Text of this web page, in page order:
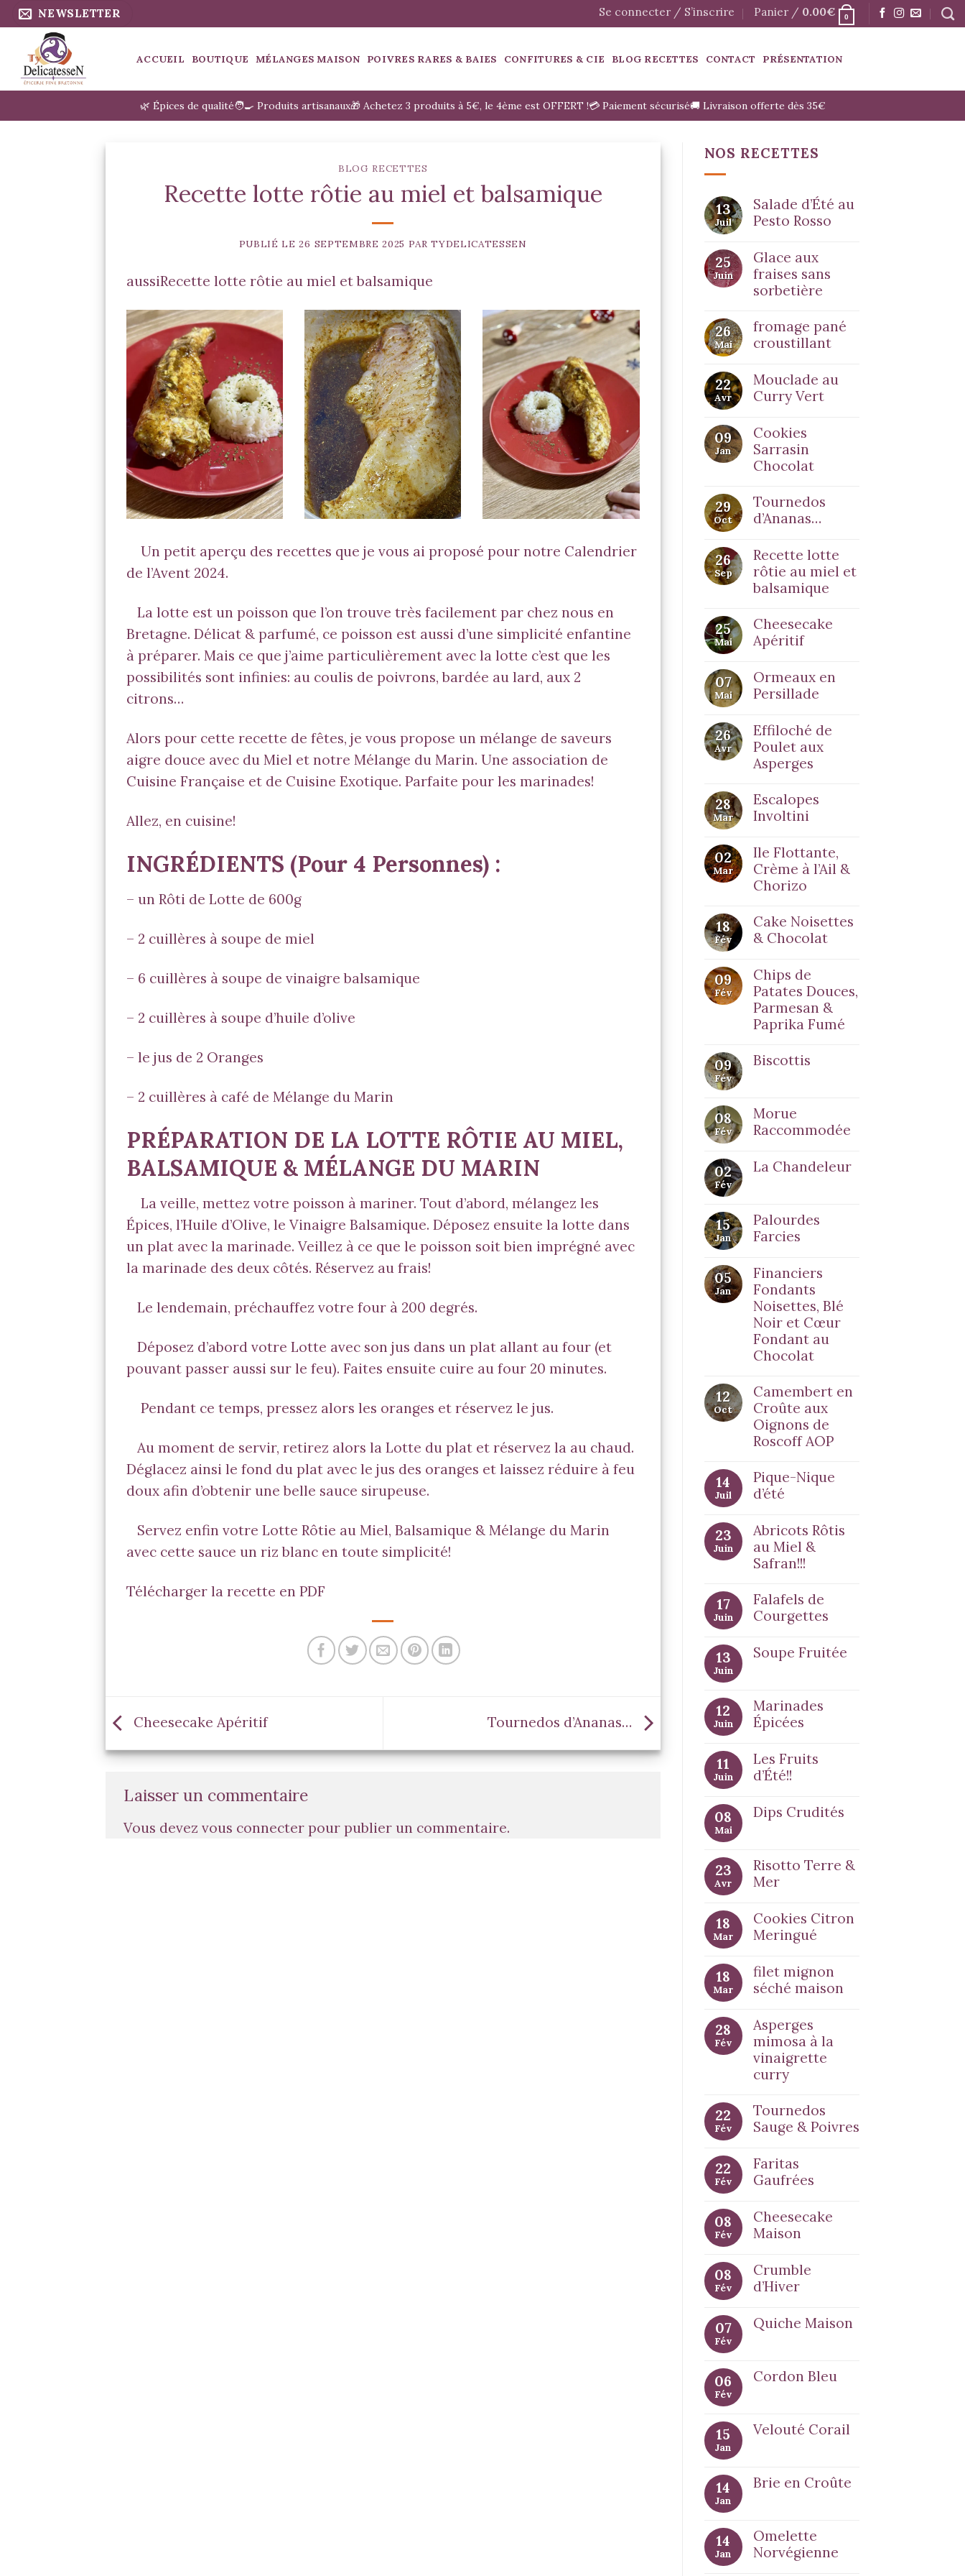
Passer
au
contenu
NEWSLETTER Se connecter / S’inscrire Panier / 0.00€ 0
ACCUEIL BOUTIQUE MÉLANGES MAISON POIVRES RARES & BAIES CONFITURES & CIE BLOG RECETTES CONTACT PRÉSENTATION
🌿 Épices de qualité🧑‍🍳 Produits artisanaux🎁 Achetez 3 produits à 5€, le 4ème est OFFERT !💳 Paiement sécurisé🚚 Livraison offerte dès 35€
BLOG RECETTES
Recette lotte rôtie au miel et balsamique
PUBLIÉ LE26 SEPTEMBRE 2025 PARTYDELICATESSEN
aussiRecette lotte rôtie au miel et balsamique
Un petit aperçu des recettes que je vous ai proposé pour notre Calendrier
de l’Avent 2024.
La lotte est un poisson que l’on trouve très facilement par chez nous en
Bretagne. Délicat & parfumé, ce poisson est aussi d’une simplicité enfantine
à préparer. Mais ce que j’aime particulièrement avec la lotte c’est que les
possibilités sont infinies: au coulis de poivrons, bardée au lard, aux 2
citrons…
Alors pour cette recette de fêtes, je vous propose un mélange de saveurs
aigre douce avec du Miel et notre Mélange du Marin. Une association de
Cuisine Française et de Cuisine Exotique. Parfaite pour les marinades!
Allez, en cuisine!
INGRÉDIENTS (Pour 4 Personnes) :
– un Rôti de Lotte de 600g
– 2 cuillères à soupe de miel
– 6 cuillères à soupe de vinaigre balsamique
– 2 cuillères à soupe d’huile d’olive
– le jus de 2 Oranges
– 2 cuillères à café de Mélange du Marin
PRÉPARATION DE LA LOTTE RÔTIE AU MIEL,
BALSAMIQUE & MÉLANGE DU MARIN
La veille, mettez votre poisson à mariner. Tout d’abord, mélangez les
Épices, l’Huile d’Olive, le Vinaigre Balsamique. Déposez ensuite la lotte dans
un plat avec la marinade. Veillez à ce que le poisson soit bien imprégné avec
la marinade des deux côtés. Réservez au frais!
Le lendemain, préchauffez votre four à 200 degrés.
Déposez d’abord votre Lotte avec son jus dans un plat allant au four (et
pouvant passer aussi sur le feu). Faites ensuite cuire au four 20 minutes.
Pendant ce temps, pressez alors les oranges et réservez le jus.
Au moment de servir, retirez alors la Lotte du plat et réservez la au chaud.
Déglacez ainsi le fond du plat avec le jus des oranges et laissez réduire à feu
doux afin d’obtenir une belle sauce sirupeuse.
Servez enfin votre Lotte Rôtie au Miel, Balsamique & Mélange du Marin
avec cette sauce un riz blanc en toute simplicité!
Télécharger la recette en PDF
Cheesecake Apéritif Tournedos d’Ananas…
Laisser un commentaire
Vous devez vous connecter pour publier un commentaire.
NOS RECETTES
13
Juil
Salade d’Été au
Pesto Rosso
25
Juin
Glace aux
fraises sans
sorbetière
26
Mai
fromage pané
croustillant
22
Avr
Mouclade au
Curry Vert
09
Jan
Cookies
Sarrasin
Chocolat
29
Oct
Tournedos
d’Ananas…
26
Sep
Recette lotte
rôtie au miel et
balsamique
25
Mai
Cheesecake
Apéritif
07
Mai
Ormeaux en
Persillade
26
Avr
Effiloché de
Poulet aux
Asperges
28
Mar
Escalopes
Involtini
02
Mar
Ile Flottante,
Crème à l’Ail &
Chorizo
18
Fév
Cake Noisettes
& Chocolat
09
Fév
Chips de
Patates Douces,
Parmesan &
Paprika Fumé
09
Fév
Biscottis
08
Fév
Morue
Raccommodée
02
Fév
La Chandeleur
15
Jan
Palourdes
Farcies
05
Jan
Financiers
Fondants
Noisettes, Blé
Noir et Cœur
Fondant au
Chocolat
12
Oct
Camembert en
Croûte aux
Oignons de
Roscoff AOP
14
Juil
Pique-Nique
d’été
23
Juin
Abricots Rôtis
au Miel &
Safran!!!
17
Juin
Falafels de
Courgettes
13
Juin
Soupe Fruitée
12
Juin
Marinades
Épicées
11
Juin
Les Fruits
d’Été!!
08
Mai
Dips Crudités
23
Avr
Risotto Terre &
Mer
18
Mar
Cookies Citron
Meringué
18
Mar
filet mignon
séché maison
28
Fév
Asperges
mimosa à la
vinaigrette
curry
22
Fév
Tournedos
Sauge & Poivres
22
Fév
Faritas
Gaufrées
08
Fév
Cheesecake
Maison
08
Fév
Crumble
d’Hiver
07
Fév
Quiche Maison
06
Fév
Cordon Bleu
15
Jan
Velouté Corail
14
Jan
Brie en Croûte
14
Jan
Omelette
Norvégienne